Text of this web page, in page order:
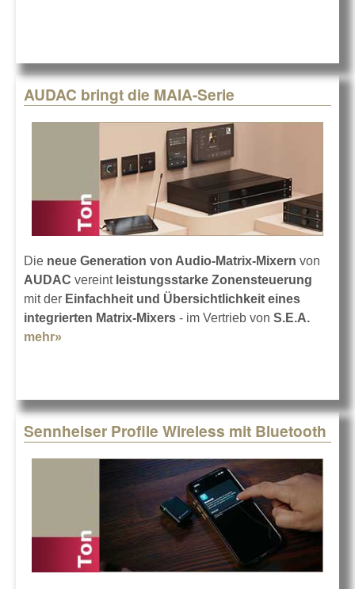
AUDAC bringt die MAIA-Serie
Die neue Generation von Audio-Matrix-Mixern von
AUDAC vereintleistungsstarke Zonensteuerung
mit der Einfachheit und Übersichtlichkeit eines
integrierten Matrix-Mixers - im Vertrieb von S.E.A.
mehr»
Sennheiser Profile Wireless mit Bluetooth